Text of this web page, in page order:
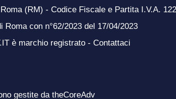
(RM) - Codice Fiscale e Partita I.V.A.
con n°62/2023 del 17/04/2023
è marchio registrato - Contattaci
gestite da theCoreAdv